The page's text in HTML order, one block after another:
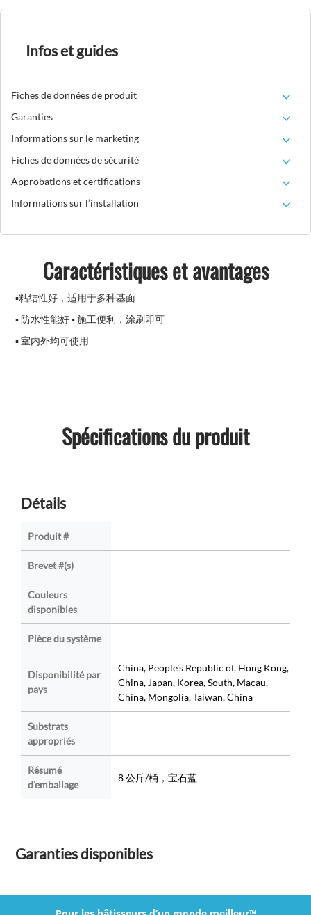
Infos et guides
Fiches de données de produit
Garanties
Informations sur le marketing
Fiches de données de sécurité
Approbations et certifications
Informations sur l’installation
Caractéristiques et avantages
▪粘结性好，适用于多种基面
▪ 防水性能好 ▪ 施工便利，涂刷即可
▪ 室内外均可使用
Spécifications du produit
Détails
Produit #
Brevet #(s)
Couleurs
disponibles
Pièce du système
Disponibilité par
pays
China, People's Republic of, Hong Kong,
China, Japan, Korea, South, Macau,
China, Mongolia, Taiwan, China
Substrats
appropriés
Résumé
d’emballage
8 公斤/桶，宝石蓝
Garanties disponibles